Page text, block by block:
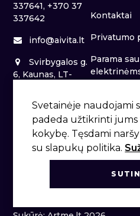
337641, +370 37
337642
info@aivita.lt
Svirbygalos g.
6, Kaunas, LT-
Kontaktai
Privatumo
Parama
Svetainėje naudojami
padeda užtikrinti
kokybę. Tęsdami
su slapukų politika.